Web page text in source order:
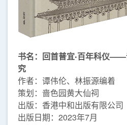
书名：回首普宜‧百年科仪
究
作者：谭伟伦、林振源编着
策划：啬色园黄大仙祠
出版：香港中和出版有限公司
出版日期：2023年7月